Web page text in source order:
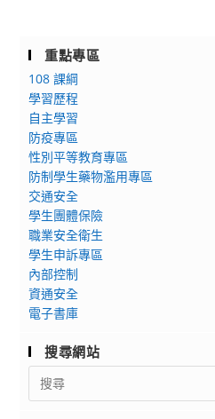
重點專區
108 課綱
學習歷程
自主學習
防疫專區
性別平等教育專區
防制學生藥物濫用專區
交通安全
學生團體保險
職業安全衛生
學生申訴專區
內部控制
資通安全
電子書庫
搜尋網站
Search
for: